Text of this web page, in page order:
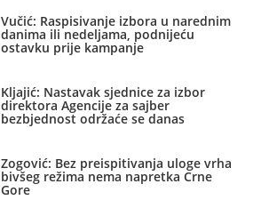
Vučić: Raspisivanje izbora u narednim
danima ili nedeljama, podnijeću
ostavku prije kampanje
Kljajić: Nastavak sjednice za izbor
direktora Agencije za sajber
bezbjednost održaće se danas
Zogović: Bez preispitivanja uloge vrha
bivšeg režima nema napretka Crne
Gore